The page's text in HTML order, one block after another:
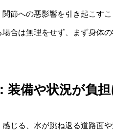
節への悪影響を引き起こす
合は無理をせず、まず身体
装備や状況が負
じる、水が跳ね返る道路面